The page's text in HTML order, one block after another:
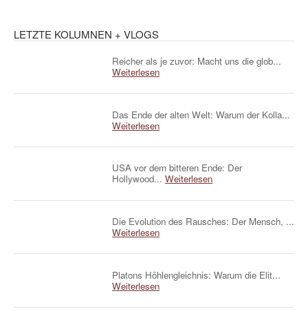
LETZTE KOLUMNEN + VLOGS
Reicher als je zuvor: Macht uns die glob...
Weiterlesen
Das Ende der alten Welt: Warum der Kolla...
Weiterlesen
USA vor dem bitteren Ende: Der
Hollywood... Weiterlesen
Die Evolution des Rausches: Der Mensch, ...
Weiterlesen
Platons Höhlengleichnis: Warum die Elit...
Weiterlesen